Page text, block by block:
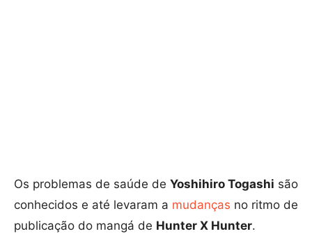
Os problemas de saúde de Yoshihiro Togashi são
conhecidos e até levaram a mudanças no ritmo de
publicação do mangá de Hunter X Hunter.